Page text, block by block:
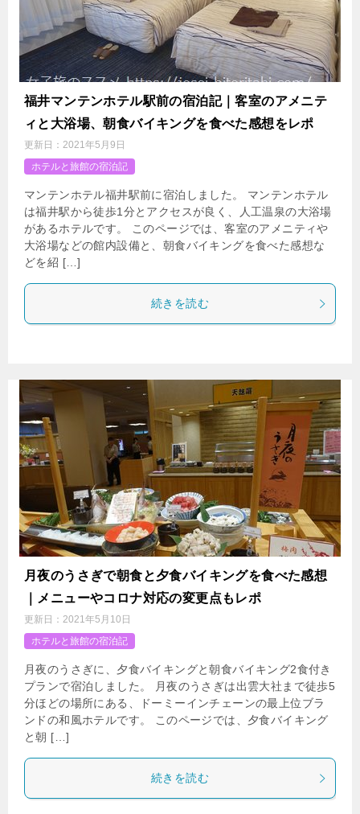
福井マンテンホテル駅前の宿泊記｜客室のアメニテ
ィと大浴場、朝食バイキングを食べた感想をレポ
更新日： 2021年5月9日
ホテルと旅館の宿泊記
マンテンホテル福井駅前に宿泊しました。 マンテンホテル
は福井駅から徒歩1分とアクセスが良く、人工温泉の大浴場
があるホテルです。 このページでは、客室のアメニティや
大浴場などの館内設備と、朝食バイキングを食べた感想な
どを紹 […]
続きを読む
月夜のうさぎで朝食と夕食バイキングを食べた感想
｜メニューやコロナ対応の変更点もレポ
更新日： 2021年5月10日
ホテルと旅館の宿泊記
月夜のうさぎに、夕食バイキングと朝食バイキング2食付き
プランで宿泊しました。 月夜のうさぎは出雲大社まで徒歩5
分ほどの場所にある、ドーミーインチェーンの最上位ブラ
ンドの和風ホテルです。 このページでは、夕食バイキング
と朝 […]
続きを読む